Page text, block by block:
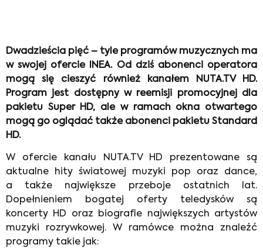
Dwadzieścia pięć – tyle programów muzycznych ma
w swojej ofercie INEA. Od dziś abonenci operatora
mogą się cieszyć również kanałem NUTA.TV HD.
Program jest dostępny w reemisji promocyjnej dla
pakietu Super HD, ale w ramach okna otwartego
mogą go oglądać także abonenci pakietu Standard
HD.
W ofercie kanału NUTA.TV HD prezentowane są
aktualne hity światowej muzyki pop oraz dance,
a także największe przeboje ostatnich lat.
Dopełnieniem bogatej oferty teledysków są
koncerty HD oraz biografie największych artystów
muzyki rozrywkowej. W ramówce można znaleźć
programy takie jak: